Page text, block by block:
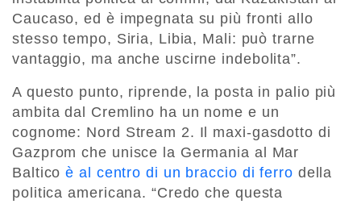
Caucaso, ed è impegnata su più fronti allo
stesso tempo, Siria, Libia, Mali: può trarne
vantaggio, ma anche uscirne indebolita”.
A questo punto, riprende, la posta in palio più
ambita dal Cremlino ha un nome e un
cognome: Nord Stream 2. Il maxi-gasdotto di
Gazprom che unisce la Germania al Mar
Balticoè al centro di un braccio di ferro della
politica americana. “Credo che questa